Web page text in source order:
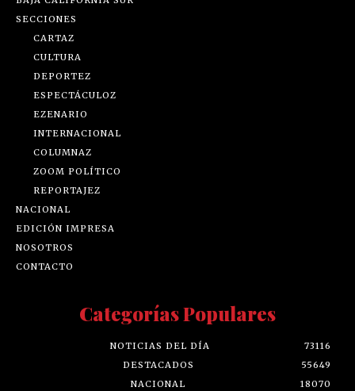
SECCIONES
CARTAZ
CULTURA
DEPORTEZ
ESPECTÁCULOZ
EZENARIO
INTERNACIONAL
COLUMNAZ
ZOOM POLÍTICO
REPORTAJEZ
NACIONAL
EDICIÓN IMPRESA
NOSOTROS
CONTACTO
Categorías Populares
NOTICIAS DEL DÍA
73116
DESTACADOS
55649
NACIONAL
18070